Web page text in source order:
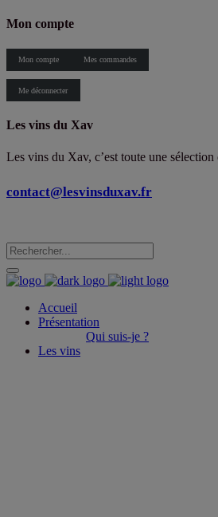
Mon compte
Mon compte Mes commandes
Me déconnecter
Les vins du Xav
Les vins du Xav, c’est toute une
contact@lesvinsduxav.fr
Accueil
Présentation
Qui suis-je ?
Les vins